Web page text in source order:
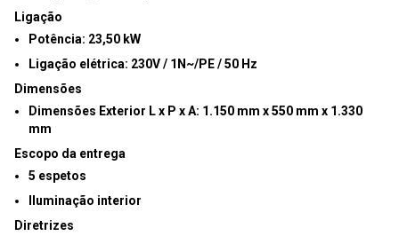
Ligação
Potência: 23,50 kW
Ligação elétrica: 230V / 1N~/PE / 50 Hz
Dimensões
Dimensões Exterior L x P x A: 1.150 mm x 550 mm x 1.330
mm
Escopo da entrega
5 espetos
Iluminação interior
Diretrizes